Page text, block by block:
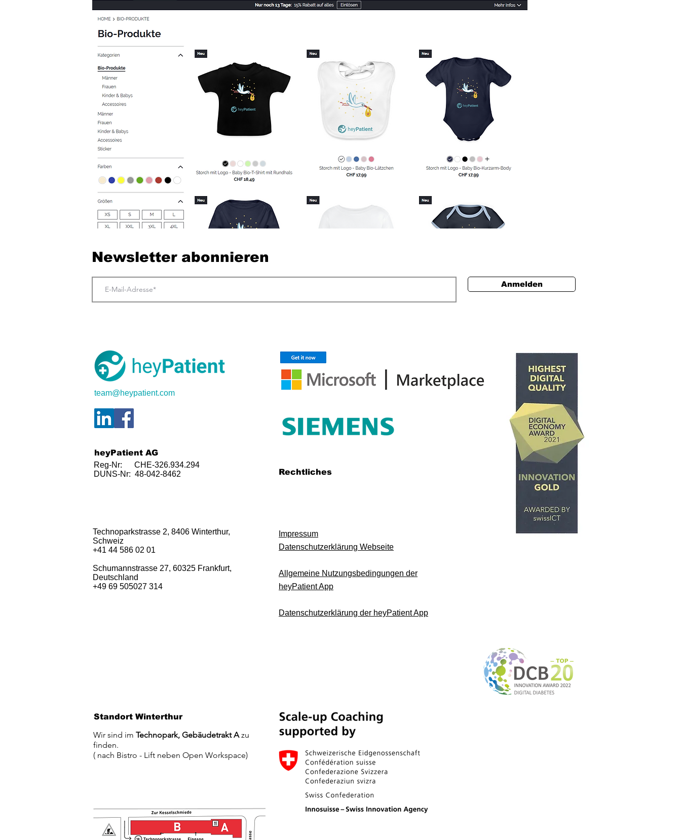
Newsletter abonnieren
Anmelden
team@heypatient.com
heyPatient AG
Reg-Nr: CHE-326.934.294
DUNS-Nr: 48-042-8462
Technoparkstrasse 2, 8406 Winterthur,
Schweiz
+41 44 586 02 01
Schumannstrasse 27, 60325 Frankfurt,
Deutschland
+49 69 505027 314​
Rechtliches
Impressum
Datenschutzerklärung Webseite
Allgemeine Nutzungsbedingungen der
heyPatient App
Datenschutzerklärung der heyPatient App
Standort Winterthur
Wir sind im Technopark, Gebäudetrakt Azu
finden.
( nach Bistro - Lift neben Open Workspace)